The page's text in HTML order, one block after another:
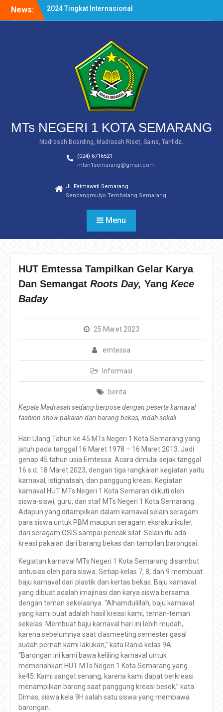
News:
PEMBERITAHUAN
(INFORMASI SERAGAM)
Semarang Raih Tiga
Medali dalam Salatiga
Open III Taekwondo
Championship 2024
MTs Negeri 1 Kota
Semarang Raih Medali
Emas dalam Ajang WICE
2024 Tingkat Internasional
MTs NEGERI 1 KOTA SEMARANG
Madrasah Boarding, Madrasah Riset, Sains, Tahfidz.
(024) 6716521
mtsn1semarang@gmail.com
Jl. Fatmawati Semarang
Sendangmulyo Tembalang Semarang
Menu
HUT Emtessa Tampilkan Gelar Karya
Dan Semangat Roots Day, Yang Kece
Baday
25 Maret 2023
emtessa
Informasi
berita
Kepala Madrasah sedang berpose dengan peserta karnaval
fashion show pakaian dari barang bekas, indah sekali
Hari Ulang Tahun ke 45 MTs Negeri 1 Kota Semarang yang
jatuh pada tanggal 16 Maret 1978 – 16 Maret 2013. Jadi
genap 45 tahun usia Emtessa. Acara dimulai sejak tanggal
16 s.d. 18 Maret 2023, dengan tiga rangkaian kegiatan yaitu
karnaval, istighatsah, dan panggung kreasi. Kegiatan
karnaval HUT MTs Negeri 1 Kota Semaran diikuti oleh
siswa-siswi, guru, dan staf MTs Negeri 1 Kota Semarang.
Adapun yang ditampilkan dalam karnaval selain seragam
para siswa untuk PBM maupun seragam eksrakurikuler,
dari seragam OSIS sampai pencak silat. Selain itu ada
kreasi pakaian dari barang bekas dan tampilan barongsai.
Kegiatan karnaval MTs Negeri 1 Kota Semarang disambut
antusias oleh para siswa. Setiap kelas 7, 8, dan 9 membuat
baju karnaval dari plastik dan kertas bekas. Baju karnaval
yang dibuat adalah imajinasi dan karya siswa bersama
dengan teman sekelasnya. “Alhamdulillah, baju karnaval
yang kami buat adalah hasil kreasi kami, teman-teman
sekelas. Membuat baju karnaval hari ini lebih mudah,
karena sebelumnya saat clasmeeting semester gasal
sudah pernah kami lakukan,” kata Rania kelas 9A.
“Barongan ini kami bawa keliling karnaval untuk
memeriahkan HUT MTs Negeri 1 Kota Semarang yang
ke45. Kami sangat senang, karena kami dapat berkreasi
menampilkan barong saat panggung kreasi besok,” kata
Dimas, siswa kela 9H salah satu siswa yang membawa
barongan.